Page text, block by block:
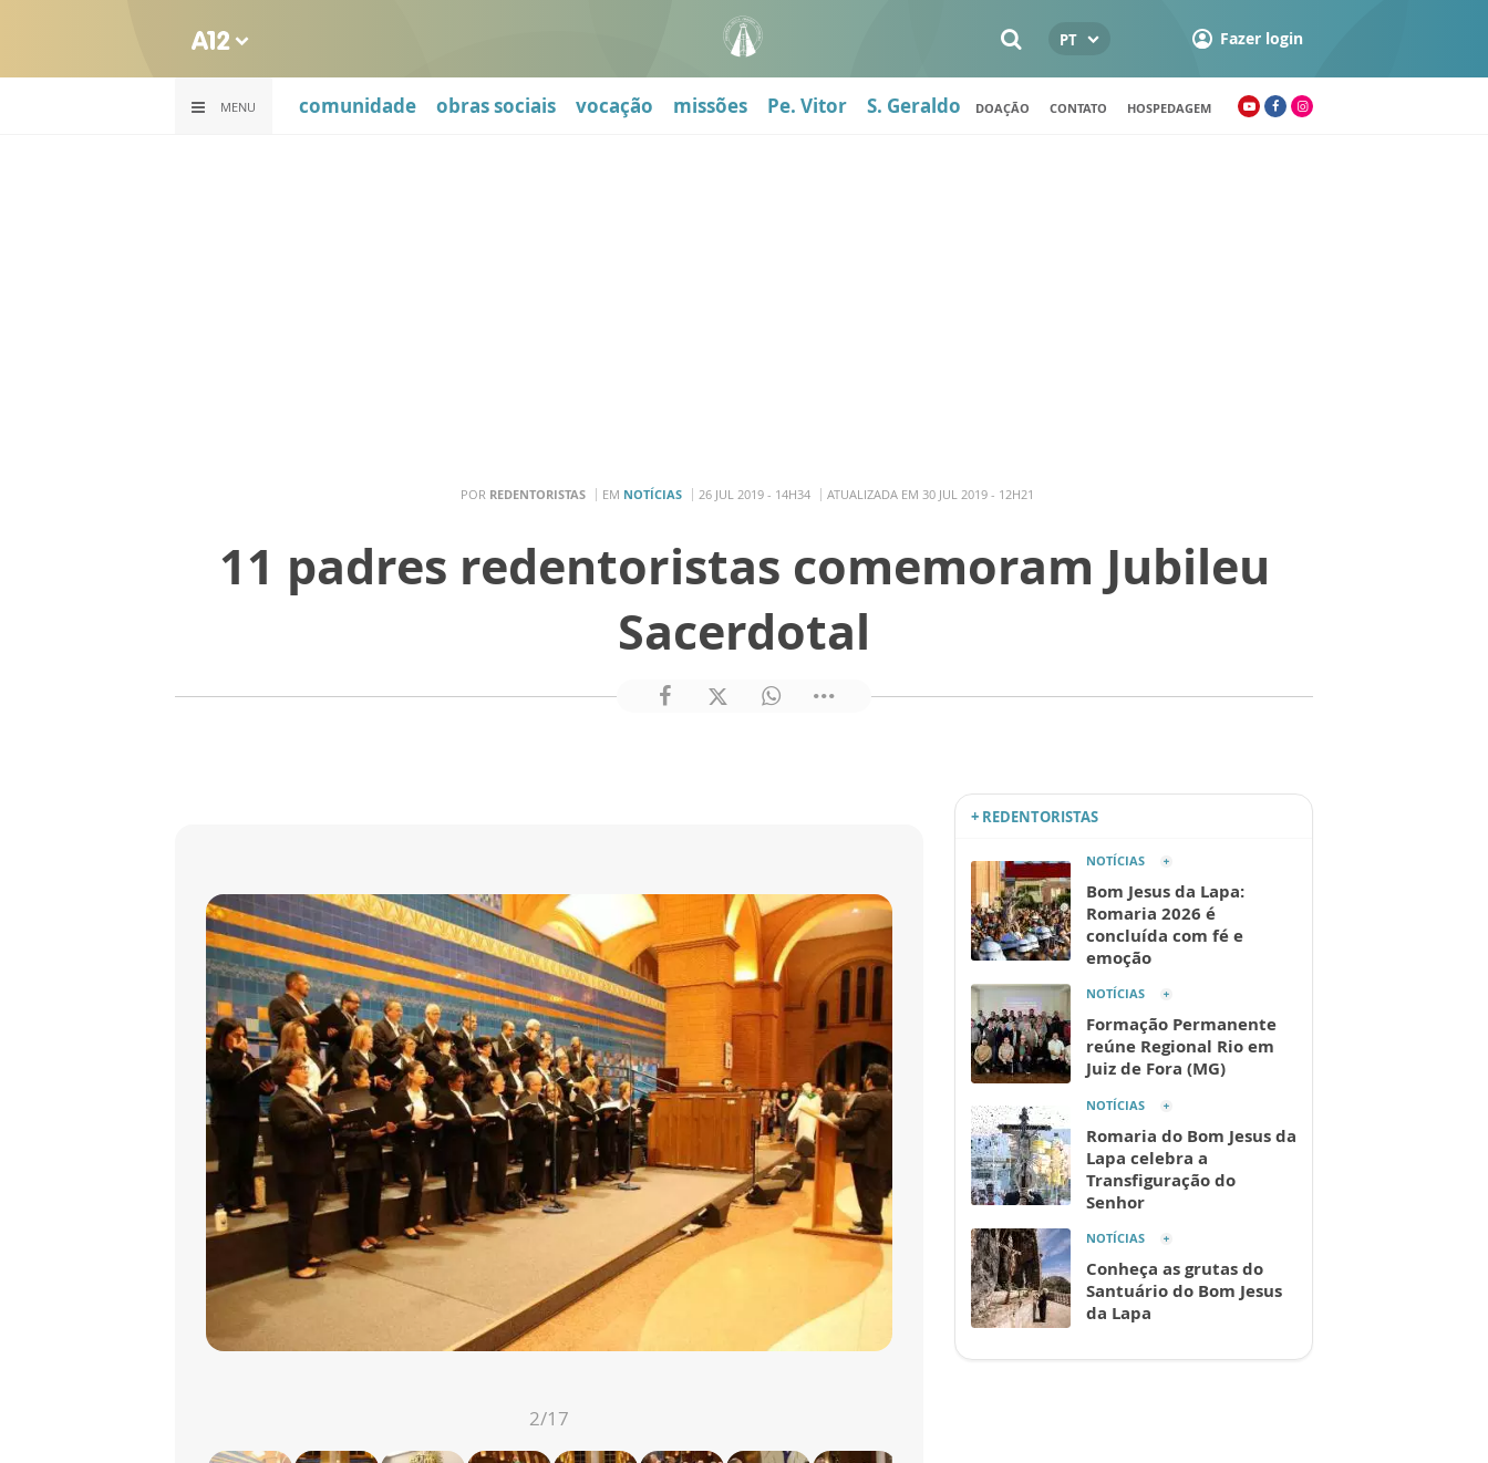
PT Fazer login
MENU comunidade obras sociais vocação missões Pe. Vitor S. Geraldo DOAÇÃO CONTATO HOSPEDAGEM
POR REDENTORISTAS EM NOTÍCIAS 26 JUL 2019 - 14H34 ATUALIZADA EM 30 JUL 2019 - 12H21
11 padres redentoristas comemoram Jubileu
Sacerdotal
2/17
+ REDENTORISTAS
NOTÍCIAS
Bom Jesus da Lapa:
Romaria 2026 é
concluída com fé e
emoção
NOTÍCIAS
Formação Permanente
reúne Regional Rio em
Juiz de Fora (MG)
NOTÍCIAS
Romaria do Bom Jesus da
Lapa celebra a
Transfiguração do
Senhor
NOTÍCIAS
Conheça as grutas do
Santuário do Bom Jesus
da Lapa